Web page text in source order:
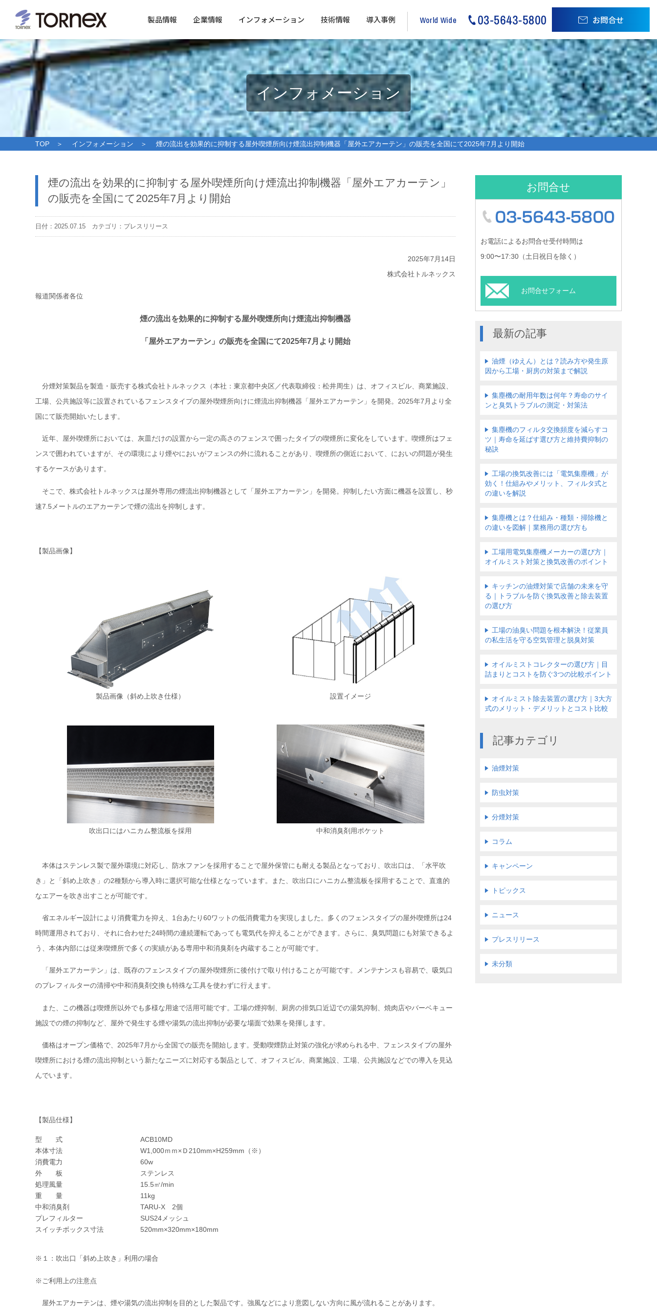
製品情報 企業情報 インフォメーション 技術情報 導入事例 World Wide 03-5643-5800 お問合せ
インフォメーション
TOP ＞ インフォメーション ＞ 煙の流出を効果的に抑制する屋外喫煙所向け煙流出抑制機器「屋外エアカーテン」の販売を全国にて2025年7月より開始
煙の流出を効果的に抑制する屋外喫煙所向け煙流出抑制機器「屋外エアカーテン」
の販売を全国にて2025年7月より開始
日付：2025.07.15 カテゴリ：プレスリリース
2025年7月14日
株式会社トルネックス
報道関係者各位
煙の流出を効果的に抑制する屋外喫煙所向け煙流出抑制機器
「屋外エアカーテン」の販売を全国にて2025年7月より開始
分煙対策製品を製造・販売する株式会社トルネックス（本社：東京都中央区／代表取締役：松井周生）は、オフィスビル、商業施設、
工場、公共施設等に設置されているフェンスタイプの屋外喫煙所向けに煙流出抑制機器「屋外エアカーテン」を開発。2025年7月より全
国にて販売開始いたします。
近年、屋外喫煙所においては、灰皿だけの設置から一定の高さのフェンスで囲ったタイプの喫煙所に変化をしています。喫煙所はフェ
ンスで囲われていますが、その環境により煙やにおいがフェンスの外に流れることがあり、喫煙所の側近において、においの問題が発生
するケースがあります。
そこで、株式会社トルネックスは屋外専用の煙流出抑制機器として「屋外エアカーテン」を開発。抑制したい方面に機器を設置し、秒
速7.5メートルのエアカーテンで煙の流出を抑制します。
【製品画像】
製品画像（斜め上吹き仕様） 設置イメージ
吹出口にはハニカム整流板を採用 中和消臭剤用ポケット
本体はステンレス製で屋外環境に対応し、防水ファンを採用することで屋外保管にも耐える製品となっており、吹出口は、「水平吹
き」と「斜め上吹き」の2種類から導入時に選択可能な仕様となっています。また、吹出口にハニカム整流板を採用することで、直進的
なエアーを吹き出すことが可能です。
省エネルギー設計により消費電力を抑え、1台あたり60ワットの低消費電力を実現しました。多くのフェンスタイプの屋外喫煙所は24
時間運用されており、それに合わせた24時間の連続運転であっても電気代を抑えることができます。さらに、臭気問題にも対策できるよ
う、本体内部には従来喫煙所で多くの実績がある専用中和消臭剤を内蔵することが可能です。
「屋外エアカーテン」は、既存のフェンスタイプの屋外喫煙所に後付けで取り付けることが可能です。メンテナンスも容易で、吸気口
のプレフィルターの清掃や中和消臭剤交換も特殊な工具を使わずに行えます。
また、この機器は喫煙所以外でも多様な用途で活用可能です。工場の煙抑制、厨房の排気口近辺での湯気抑制、焼肉店やバーベキュー
施設での煙の抑制など、屋外で発生する煙や湯気の流出抑制が必要な場面で効果を発揮します。
価格はオープン価格で、2025年7月から全国での販売を開始します。受動喫煙防止対策の強化が求められる中、フェンスタイプの屋外
喫煙所における煙の流出抑制という新たなニーズに対応する製品として、オフィスビル、商業施設、工場、公共施設などでの導入を見込
んでいます。
【製品仕様】
型 式
ACB10MD
本体寸法
W1,000ｍｍ×Ｄ210mm×H259mm（※）
消費電力
60w
外 板
ステンレス
処理風量
15.5㎥/min
重 量
11kg
中和消臭剤
TARU-X 2個
プレフィルター
SUS24メッシュ
スイッチボックス寸法
520mm×320mm×180mm
※１：吹出口「斜め上吹き」利用の場合
※ご利用上の注意点
屋外エアカーテンは、煙や湯気の流出抑制を目的とした製品です。強風などにより意図しない方向に風が流れることがあります。
お問合せ
お電話によるお問合せ受付時間は
9:00〜17:30（土日祝日を除く）
お問合せフォーム
最新の記事
油煙（ゆえん）とは？読み方や発生原
因から工場・厨房の対策まで解説
集塵機の耐用年数は何年？寿命のサイ
ンと臭気トラブルの測定・対策法
集塵機のフィルタ交換頻度を減らすコ
ツ｜寿命を延ばす選び方と維持費抑制の
秘訣
工場の換気改善には「電気集塵機」が
効く！仕組みやメリット、フィルタ式と
の違いを解説
集塵機とは？仕組み・種類・掃除機と
の違いを図解｜業務用の選び方も
工場用電気集塵機メーカーの選び方｜
オイルミスト対策と換気改善のポイント
キッチンの油煙対策で店舗の未来を守
る｜トラブルを防ぐ換気改善と除去装置
の選び方
工場の油臭い問題を根本解決！従業員
の私生活を守る空気管理と脱臭対策
オイルミストコレクターの選び方｜目
詰まりとコストを防ぐ3つの比較ポイント
オイルミスト除去装置の選び方｜3大方
式のメリット・デメリットとコスト比較
記事カテゴリ
油煙対策
防虫対策
分煙対策
コラム
キャンペーン
トピックス
ニュース
プレスリリース
未分類